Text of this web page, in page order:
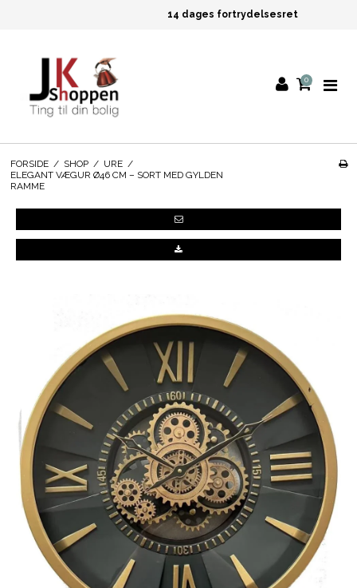
14 dages fortrydelsesret
0
FORSIDE / SHOP / URE /
ELEGANT VÆGUR Ø46 CM – SORT MED GYLDEN
RAMME